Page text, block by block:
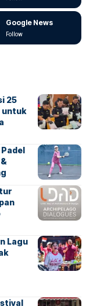
Google News
Follow
25
untuk
Lagu